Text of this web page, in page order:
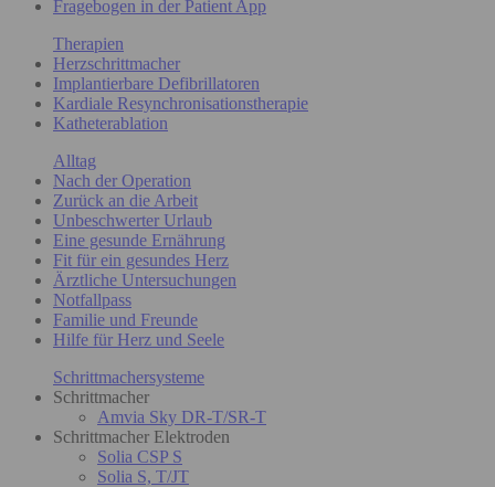
Fragebogen in der Patient App
Therapien
Herzschrittmacher
Implantierbare Defibrillatoren
Kardiale Resynchronisationstherapie
Katheterablation
Alltag
Nach der Operation
Zurück an die Arbeit
Unbeschwerter Urlaub
Eine gesunde Ernährung
Fit für ein gesundes Herz
Ärztliche Untersuchungen
Notfallpass
Familie und Freunde
Hilfe für Herz und Seele
Schrittmachersysteme
Schrittmacher
Amvia Sky DR-T/SR-T
Schrittmacher Elektroden
Solia CSP S
Solia S, T/JT